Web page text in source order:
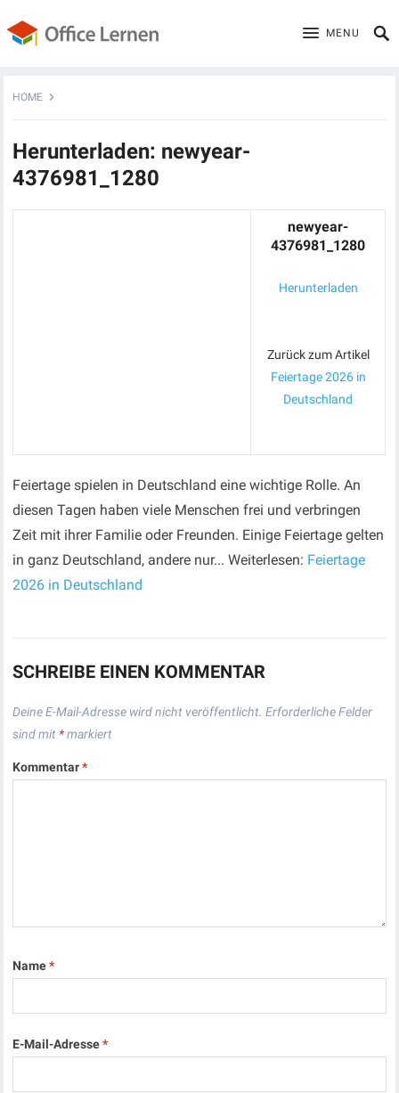
MENU
HOME
Herunterladen: newyear-
4376981_1280
newyear-
4376981_1280
Herunterladen
Zurück zum Artikel
Feiertage 2026 in
Deutschland
Feiertage spielen in Deutschland eine wichtige Rolle. An
diesen Tagen haben viele Menschen frei und verbringen
Zeit mit ihrer Familie oder Freunden. Einige Feiertage gelten
in ganz Deutschland, andere nur... Weiterlesen: Feiertage
2026 in Deutschland
SCHREIBE EINEN KOMMENTAR
Deine E-Mail-Adresse wird nicht veröffentlicht. Erforderliche Felder
sind mit *markiert
Kommentar*
Name*
E-Mail-Adresse*